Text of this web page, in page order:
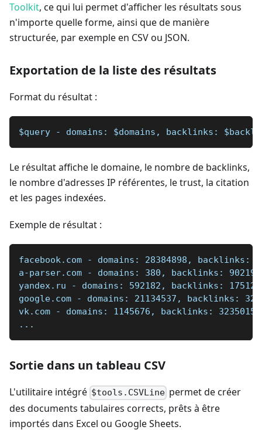
Toolkit, ce qui lui permet d'afficher les résultats sous
n'importe quelle forme, ainsi que de manière
structurée, par exemple en CSV ou JSON.
Exportation de la liste des résultats
Format du résultat :
$query - domains: $domains, backlinks:
Le résultat affiche le domaine, le nombre de backlinks,
le nombre d'adresses IP référentes, le trust, la citation
et les pages indexées.
Exemple de résultat :
facebook.com - domains: 28384898,
a-parser.com - domains: 380, backlinks:
yandex.ru - domains: 592182, backlinks:
google.com - domains: 21134537, backlinks:
vk.com - domains: 1145676, backlinks:
...
Sortie dans un tableau CSV
L'utilitaire intégré $tools.CSVLine permet de créer
des documents tabulaires corrects, prêts à être
importés dans Excel ou Google Sheets.